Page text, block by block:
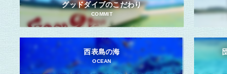
グッドダイブのこだわり
COMMIT
西表島の海
OCEAN